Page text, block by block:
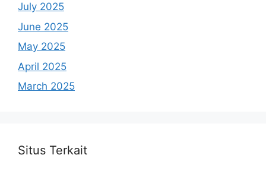
July 2025
June 2025
May 2025
April 2025
March 2025
Situs Terkait